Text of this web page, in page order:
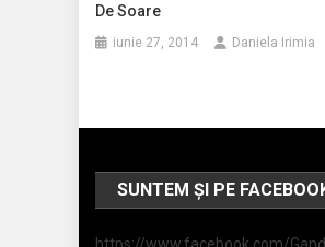
De Soare
iunie 27, 2014 Daniela Irimia
SUNTEM ȘI PE
https://www.facebook.com/